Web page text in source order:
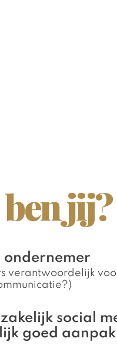
jij?
ondernemer
verantwoordelijk
social
goed